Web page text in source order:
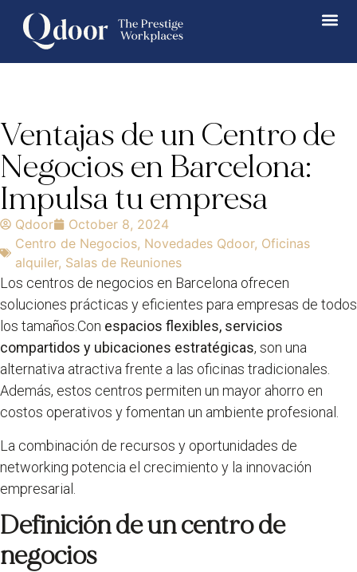
Ventajas de un Centro de
Negocios en Barcelona:
Impulsa tu empresa
Qdoor
October 8, 2024
Centro de Negocios, Novedades Qdoor, Oficinas
alquiler, Salas de Reuniones
Los centros de negocios en Barcelona ofrecen
soluciones prácticas y eficientes para empresas de todos
los tamaños.Con espacios flexibles, servicios
compartidos y ubicaciones estratégicas, son una
alternativa atractiva frente a las oficinas tradicionales.
Además, estos centros permiten un mayor ahorro en
costos operativos y fomentan un ambiente profesional.
La combinación de recursos y oportunidades de
networking potencia el crecimiento y la innovación
empresarial.
Definición de un centro de
negocios